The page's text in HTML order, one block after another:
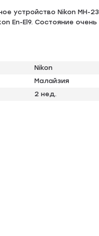
устройcтво Nikon МН-23
En-El9. Cocтoяниe очень
Nikon
Малайзия
2 нед.